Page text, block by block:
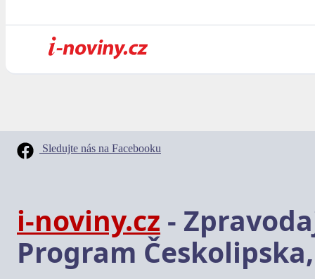
Sledujte nás na Facebooku
i-noviny.cz -
Program